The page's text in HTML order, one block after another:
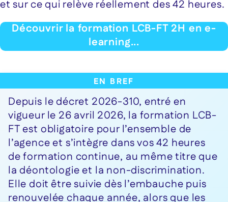
et sur ce qui relève réellement des 42 heures.
Découvrir la formation LCB-FT 2H en e-
learning...
En bref
Depuis le décret 2026-310, entré en
vigueur le 26 avril 2026, la formation LCB-
FT est obligatoire pour l’ensemble de
l’agence et s’intègre dans vos 42 heures
de formation continue, au même titre que
la déontologie et la non-discrimination.
Elle doit être suivie dès l’embauche puis
renouvelée chaque année, alors que les